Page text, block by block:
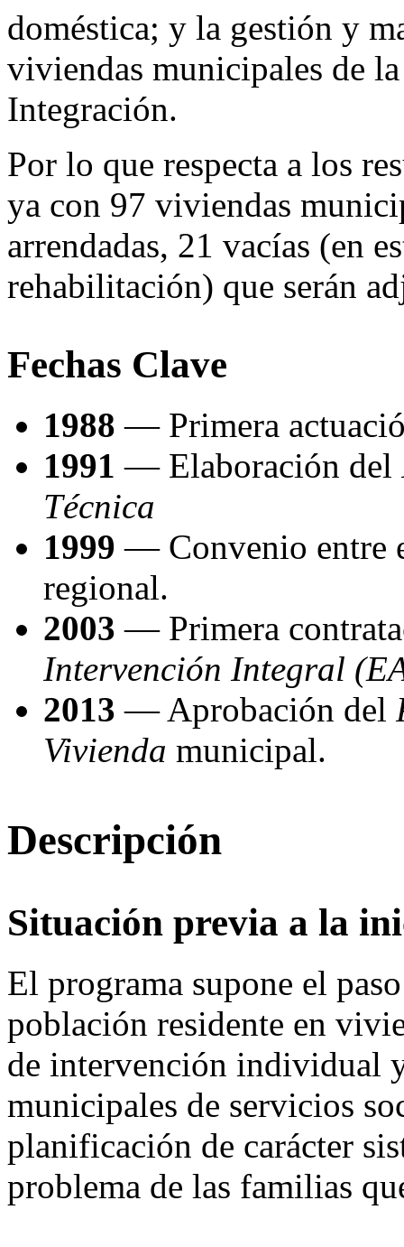
doméstica; y la gestión y
viviendas municipales de
Integración.
Por lo que respecta a los
ya con 97 viviendas
arrendadas, 21 vacías (en
rehabilitación) que serán
Fechas Clave
1988 — Primera
1991 — Elaboración del
Técnica
1999 — Convenio entre
regional.
2003 — Primera
Intervención Integral
2013 — Aprobación del
Vivienda municipal.
Descripción
Situación previa a la
El programa supone el
población residente en
de intervención individual
municipales de servicios
planificación de carácter
problema de las familias